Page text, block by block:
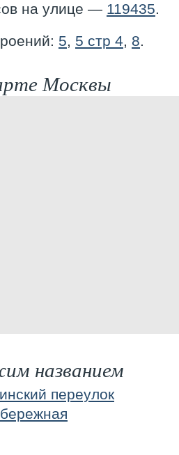
на улице — 119435.
5, 5 стр 4, 8.
Москвы
названием
переулок